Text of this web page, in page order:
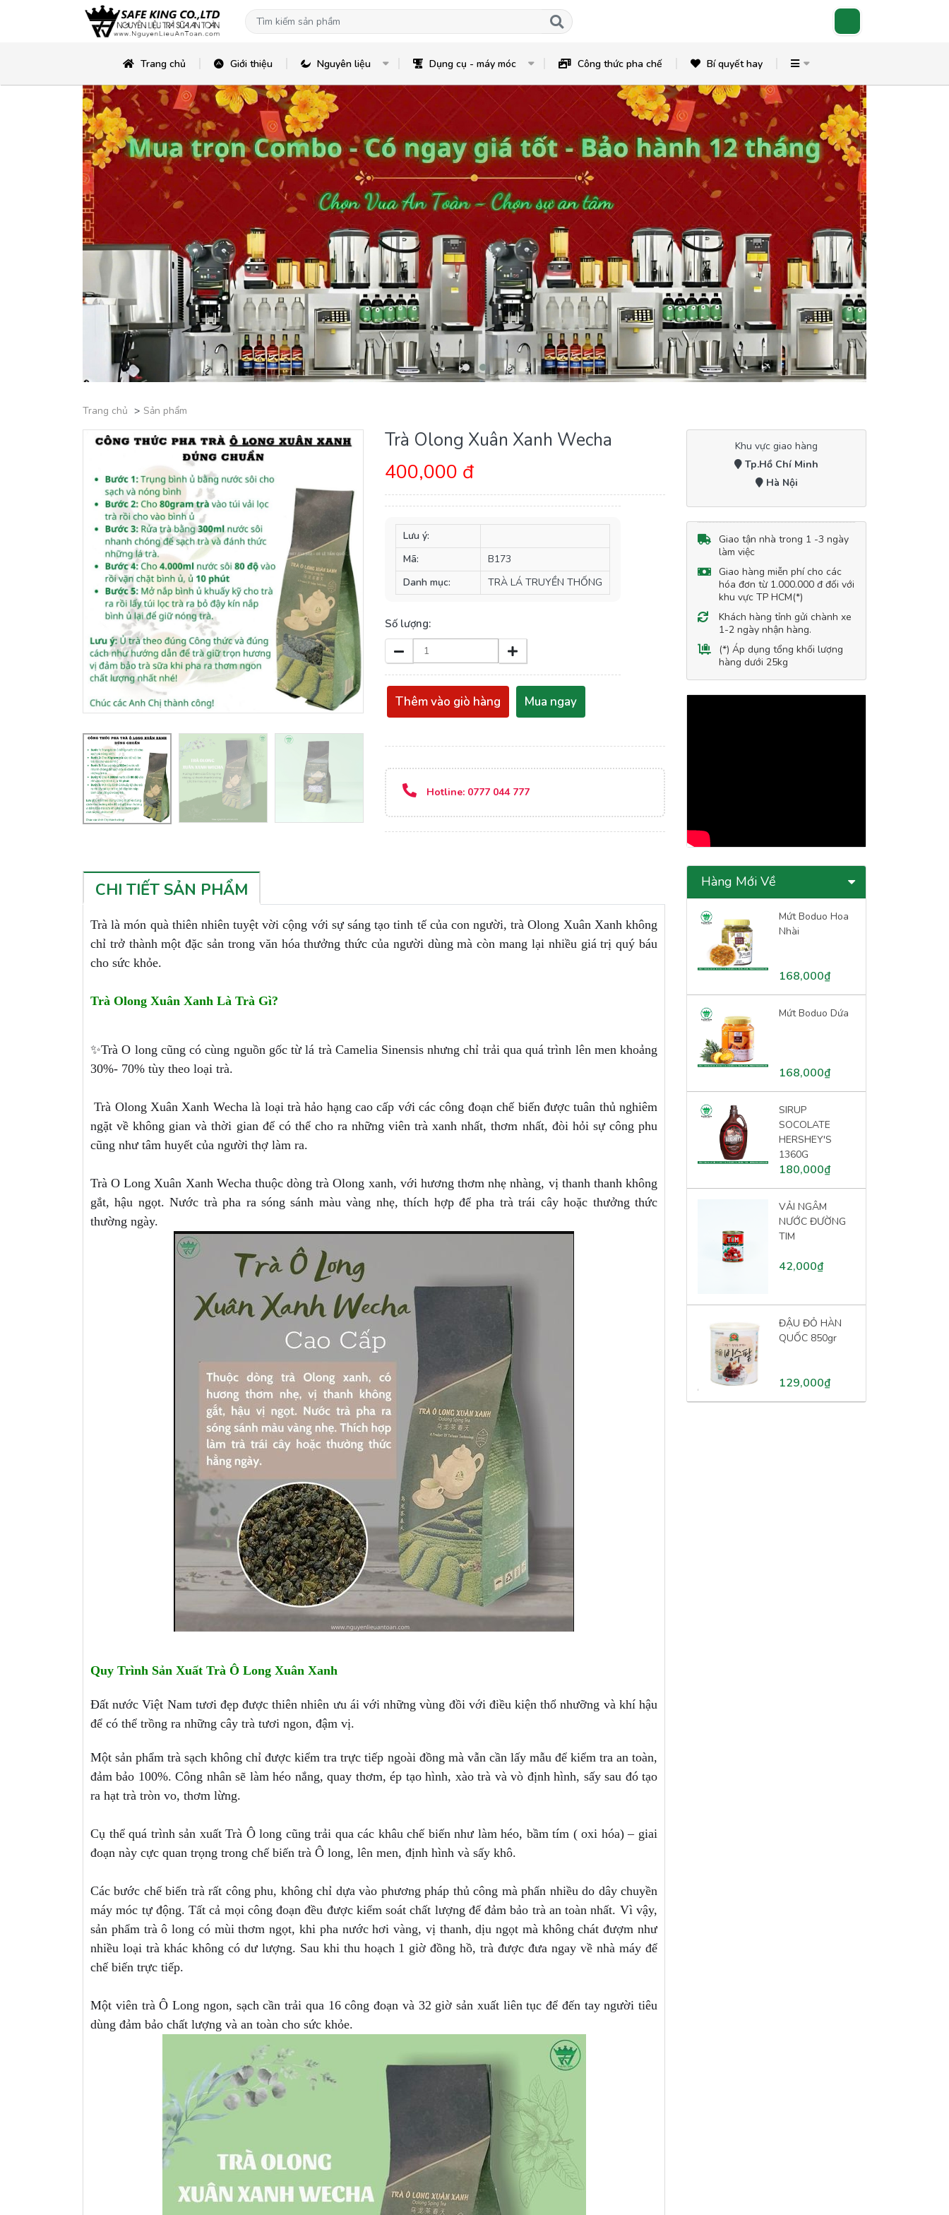
Trang chủ Giới thiệu Nguyên liệu Dụng cụ - máy móc Công thức pha chế Bí quyết hay
Trang chủ Sản phẩm
Trà Olong Xuân Xanh Wecha
400,000 đ
Lưu ý:
Mã:
B173
Danh mục:
TRÀ LÁ TRUYỀN THỐNG
Số lượng:
Thêm vào giò hàng Mua ngay
Hotline: 0777 044 777
CHI TIẾT SẢN PHẨM
Trà là món quà thiên nhiên tuyệt vời cộng với sự sáng tạo tinh tế của con người, trà Olong Xuân Xanh không
chỉ trở thành một đặc sản trong văn hóa thưởng thức của người dùng mà còn mang lại nhiều giá trị quý báu
cho sức khỏe.
Trà Olong Xuân Xanh Là Trà Gì?
✨Trà O long cũng có cùng nguồn gốc từ lá trà Camelia Sinensis nhưng chỉ trải qua quá trình lên men khoảng
30%- 70% tùy theo loại trà.
Trà Olong Xuân Xanh Wecha là loại trà hảo hạng cao cấp với các công đoạn chế biến được tuân thủ nghiêm
ngặt về không gian và thời gian để có thể cho ra những viên trà xanh nhất, thơm nhất, đòi hỏi sự công phu
cũng như tâm huyết của người thợ làm ra.
Trà O Long Xuân Xanh Wecha thuộc dòng trà Olong xanh, với hương thơm nhẹ nhàng, vị thanh thanh không
gắt, hậu ngọt. Nước trà pha ra sóng sánh màu vàng nhẹ, thích hợp để pha trà trái cây hoặc thưởng thức
thường ngày.
Quy Trình Sản Xuất Trà Ô Long Xuân Xanh
Đất nước Việt Nam tươi đẹp được thiên nhiên ưu ái với những vùng đồi với điều kiện thổ nhưỡng và khí hậu
để có thể trồng ra những cây trà tươi ngon, đậm vị.
Một sản phẩm trà sạch không chỉ được kiểm tra trực tiếp ngoài đồng mà vẫn cần lấy mẫu để kiểm tra an toàn,
đảm bảo 100%. Công nhân sẽ làm héo nắng, quay thơm, ép tạo hình, xào trà và vò định hình, sấy sau đó tạo
ra hạt trà tròn vo, thơm lừng.
Cụ thể quá trình sản xuất Trà Ô long cũng trải qua các khâu chế biến như làm héo, bầm tím ( oxi hóa) – giai
đoạn này cực quan trọng trong chế biến trà Ô long, lên men, định hình và sấy khô.
Các bước chế biến trà rất công phu, không chỉ dựa vào phương pháp thủ công mà phẩn nhiều do dây chuyền
máy móc tự động. Tất cả mọi công đoạn đều được kiểm soát chất lượng để đảm bảo trà an toàn nhất. Vì vậy,
sản phẩm trà ô long có mùi thơm ngọt, khi pha nước hơi vàng, vị thanh, dịu ngọt mà không chát đượm như
nhiều loại trà khác không có dư lượng. Sau khi thu hoạch 1 giờ đồng hồ, trà được đưa ngay về nhà máy để
chế biến trực tiếp.
Một viên trà Ô Long ngon, sạch cần trải qua 16 công đoạn và 32 giờ sản xuất liên tục để đến tay người tiêu
dùng đảm bảo chất lượng và an toàn cho sức khỏe.
Khu vực giao hàng
Tp.Hồ Chí Minh
Hà Nội
Giao tận nhà trong 1 -3 ngày
làm việc
Giao hàng miễn phí cho các
hóa đơn từ 1.000.000 đ đối với
khu vực TP HCM(*)
Khách hàng tỉnh gửi chành xe
1-2 ngày nhận hàng.
(*) Áp dụng tổng khối lượng
hàng dưới 25kg
Hàng Mới Về
Mứt Boduo Hoa
Nhài
168,000₫
Mứt Boduo Dứa
168,000₫
SIRUP
SOCOLATE
HERSHEY'S
1360G
180,000₫
VẢI NGÂM
NƯỚC ĐƯỜNG
TIM
42,000₫
ĐẬU ĐỎ HÀN
QUỐC 850gr
129,000₫